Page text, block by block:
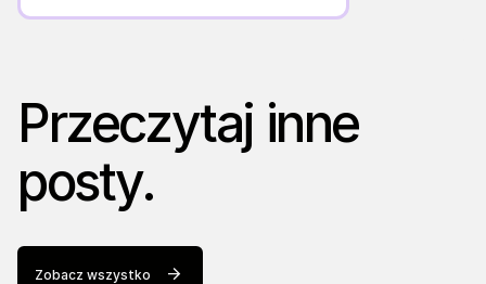
Przeczytaj inne
posty.
Zobacz wszystko